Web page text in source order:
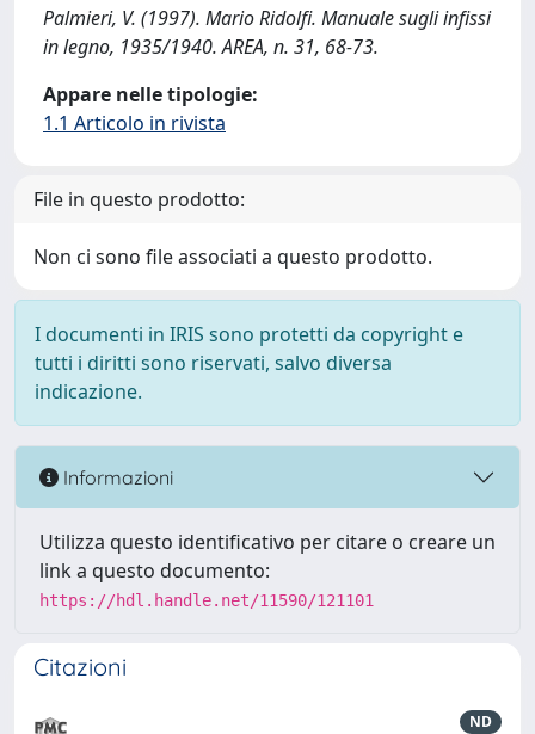
Palmieri, V. (1997). Mario Ridolfi. Manuale sugli infissi
in legno, 1935/1940. AREA, n. 31, 68-73.
Appare nelle tipologie:
1.1 Articolo in rivista
File in questo prodotto:
Non ci sono file associati a questo prodotto.
I documenti in IRIS sono protetti da copyright e
tutti i diritti sono riservati, salvo diversa
indicazione.
Informazioni
Utilizza questo identificativo per citare o creare un
link a questo documento:
https://hdl.handle.net/11590/121101
Citazioni
ND